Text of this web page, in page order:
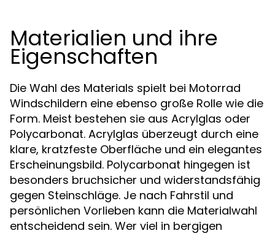
Materialien und ihre
Eigenschaften
Die Wahl des Materials spielt bei Motorrad
Windschildern eine ebenso große Rolle wie die
Form. Meist bestehen sie aus Acrylglas oder
Polycarbonat. Acrylglas überzeugt durch eine
klare, kratzfeste Oberfläche und ein elegantes
Erscheinungsbild. Polycarbonat hingegen ist
besonders bruchsicher und widerstandsfähig
gegen Steinschläge. Je nach Fahrstil und
persönlichen Vorlieben kann die Materialwahl
entscheidend sein. Wer viel in bergigen